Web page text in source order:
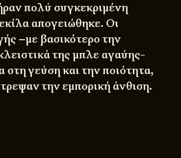
πολύ συγκεκριμένη
απογειώθηκε. Οι
–με βασικότερο την
της μπλε αγαύης-
στη γεύση και την ποιότητα,
την εμπορική άνθιση.